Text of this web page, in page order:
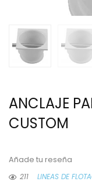
ANCLAJE
CUSTOM
Añade tu reseña
211
LINEAS DE